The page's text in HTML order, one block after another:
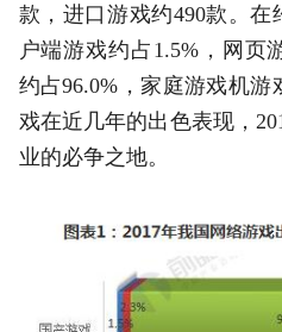
款，进口游戏约490款。在
户端游戏约占1.5%，网页
约占96.0%，家庭游戏机
戏在近几年的出色表现，
业的必争之地。